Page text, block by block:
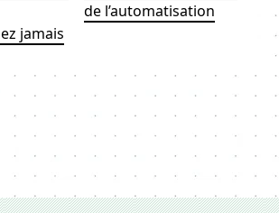
jamais
de l’automatisation